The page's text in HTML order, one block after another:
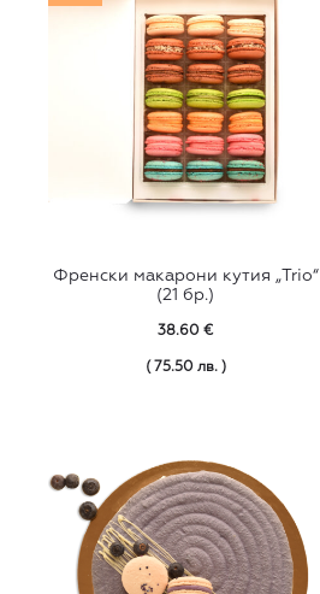
Френски макарони кутия „Trio“
(21 бр.)
38.60€
( 75.50 лв. )